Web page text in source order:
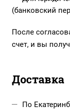
(банковский
После
счет, и вы
Доставка
По